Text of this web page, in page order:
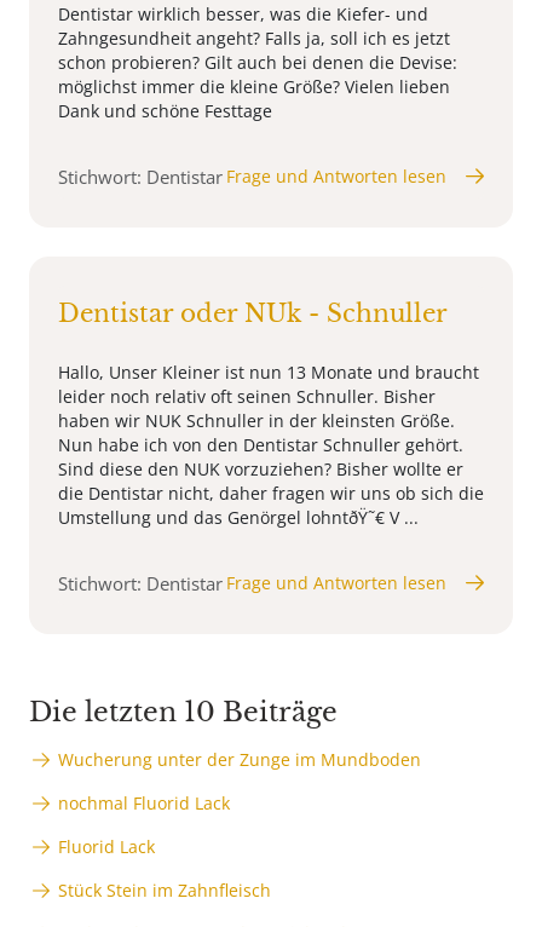
Dentistar wirklich besser, was die Kiefer- und
Zahngesundheit angeht? Falls ja, soll ich es jetzt
schon probieren? Gilt auch bei denen die Devise:
möglichst immer die kleine Größe? Vielen lieben
Dank und schöne Festtage
Stichwort: Dentistar Frage und Antworten lesen
Dentistar oder NUk - Schnuller
Hallo, Unser Kleiner ist nun 13 Monate und braucht
leider noch relativ oft seinen Schnuller. Bisher
haben wir NUK Schnuller in der kleinsten Größe.
Nun habe ich von den Dentistar Schnuller gehört.
Sind diese den NUK vorzuziehen? Bisher wollte er
die Dentistar nicht, daher fragen wir uns ob sich die
Umstellung und das Genörgel lohntðŸ˜€ V ...
Stichwort: Dentistar Frage und Antworten lesen
Die letzten 10 Beiträge
Wucherung unter der Zunge im Mundboden
nochmal Fluorid Lack
Fluorid Lack
Stück Stein im Zahnfleisch